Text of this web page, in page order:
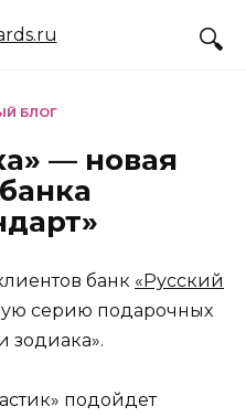
БЛОГ
— новая
банк «Русский
серию подарочных
зодиака».
подойдет